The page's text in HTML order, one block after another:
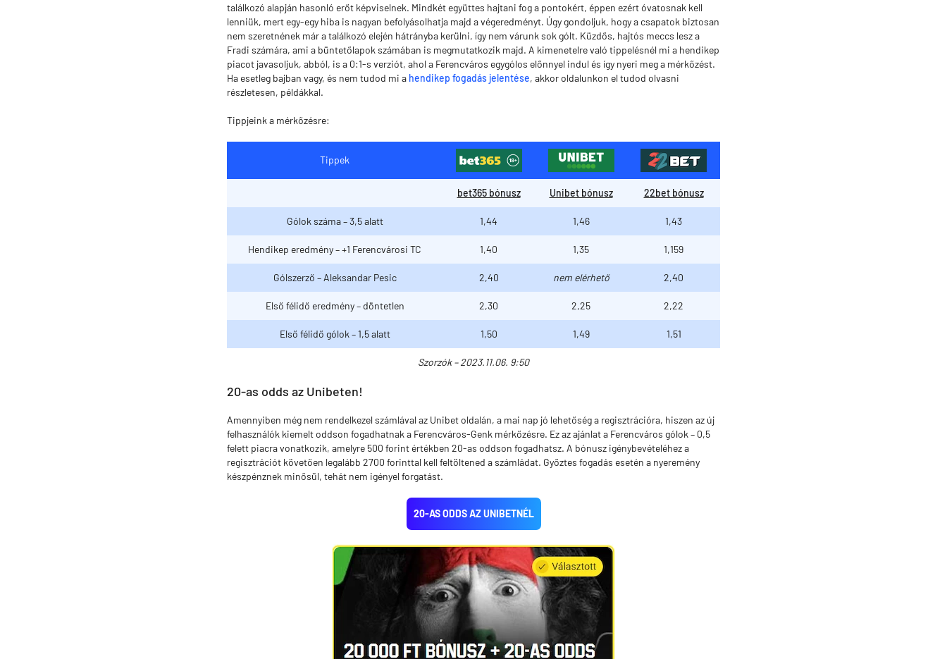
találkozó alapján hasonló erőt képviselnek. Mindkét együttes hajtani fog a pontokért, éppen ezért óvatosnak kell
lenniük, mert egy-egy hiba is nagyan befolyásolhatja majd a végeredményt. Úgy gondoljuk, hogy a csapatok biztosan
nem szeretnének már a találkozó elején hátrányba kerülni, így nem várunk sok gólt. Küzdős, hajtós meccs lesz a
Fradi számára, ami a büntetőlapok számában is megmutatkozik majd. A kimenetelre való tippelésnél mi a hendikep
piacot javasoljuk, abból, is a 0:1-s verziót, ahol a Ferencváros egygólos előnnyel indul és így nyeri meg a mérkőzést.
Ha esetleg bajban vagy, és nem tudod mi a hendikep fogadás jelentése, akkor oldalunkon el tudod olvasni
részletesen, példákkal.
Tippjeink a mérkőzésre:
Tippek
bet365 bónusz Unibet bónusz 22bet bónusz
Gólok száma – 3,5 alatt 1,44 1,46 1,43
Hendikep eredmény – +1 Ferencvárosi TC 1,40 1,35 1,159
Gólszerző – Aleksandar Pesic 2,40 nem elérhető 2,40
Első félidő eredmény – döntetlen 2,30 2,25 2,22
Első félidő gólok – 1,5 alatt 1,50 1,49 1,51
Szorzók – 2023.11.06. 9:50
20-as odds az Unibeten!
Amennyiben még nem rendelkezel számlával az Unibet oldalán, a mai nap jó lehetőség a regisztrációra, hiszen az új
felhasználók kiemelt oddson fogadhatnak a Ferencváros-Genk mérkőzésre. Ez az ajánlat a Ferencváros gólok – 0,5
felett piacra vonatkozik, amelyre 500 forint értékben 20-as oddson fogadhatsz. A bónusz igénybevételéhez a
regisztrációt követően legalább 2700 forinttal kell feltöltened a számládat. Győztes fogadás esetén a nyeremény
készpénznek minősül, tehát nem igényel forgatást.
20-AS ODDS AZ UNIBETNÉL